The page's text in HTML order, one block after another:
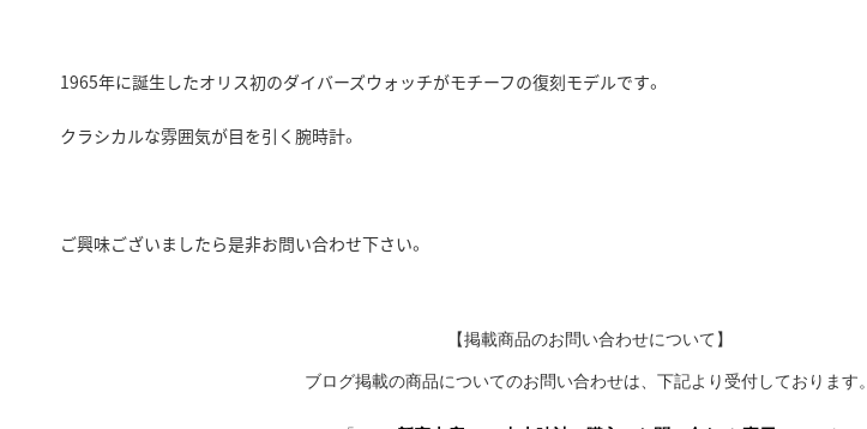
1965年に誕生したオリス初のダイバーズウォッチがモチーフの復刻モデルです。
クラシカルな雰囲気が目を引く腕時計。
ご興味ございましたら是非お問い合わせ下さい。
【掲載商品のお問い合わせについて】
ブログ掲載の商品についてのお問い合わせは、下記より受付しております。